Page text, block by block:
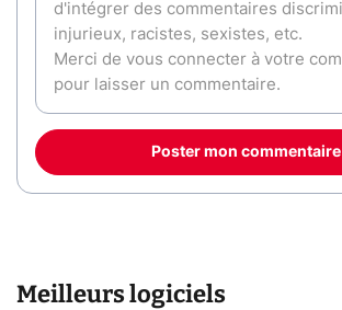
Poster mon commentaire
Meilleurs logiciels